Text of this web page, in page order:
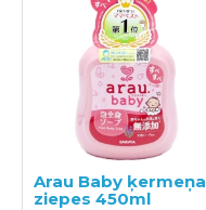
Arau Baby ķermeņa
ziepes 450ml